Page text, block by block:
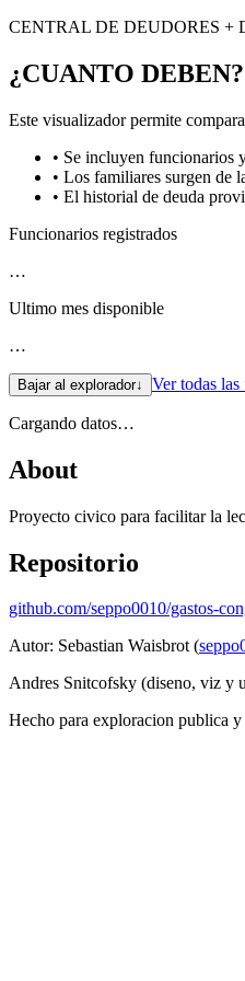
CENTRAL DE DEUDORES +
¿CUANTO DEBEN?
Este visualizador permite
• Se incluyen funcionarios
• Los familiares surgen de
• El historial de deuda
Funcionarios registrados
…
Ultimo mes disponible
…
Bajar al explorador↓ Ver todas las
Cargando datos…
About
Proyecto civico para facilitar la
Repositorio
github.com/seppo0010/gastos-
Autor: Sebastian Waisbrot (
Andres Snitcofsky (diseno, viz y
Hecho para exploracion publica y